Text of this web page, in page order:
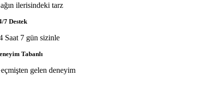
ilerisindeki tarz
7 Destek
Saat 7 gün sizinle
Tabanlı
gelen deneyim